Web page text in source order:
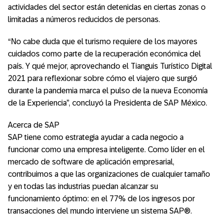
actividades del sector están detenidas en ciertas zonas o
limitadas a números reducidos de personas.
“No cabe duda que el turismo requiere de los mayores
cuidados como parte de la recuperación económica del
país. Y qué mejor, aprovechando el Tianguis Turístico Digital
2021 para reflexionar sobre cómo el viajero que surgió
durante la pandemia marca el pulso de la nueva Economía
de la Experiencia”, concluyó la Presidenta de SAP México.
Acerca de SAP
SAP tiene como estrategia ayudar a cada negocio a
funcionar como una empresa inteligente. Como líder en el
mercado de software de aplicación empresarial,
contribuimos a que las organizaciones de cualquier tamaño
y en todas las industrias puedan alcanzar su
funcionamiento óptimo: en el 77% de los ingresos por
transacciones del mundo interviene un sistema SAP®.